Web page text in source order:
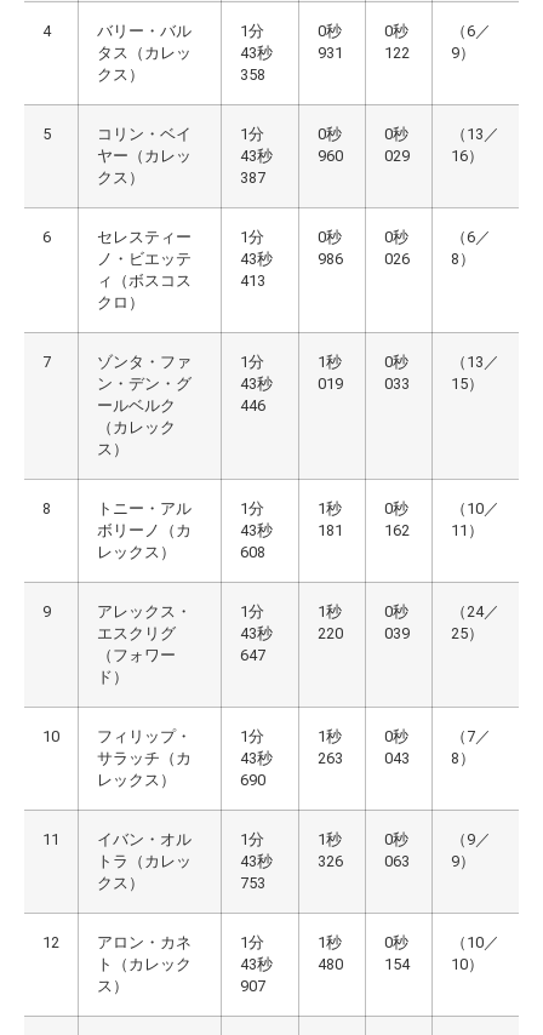
4
バリー・バル
タス（カレッ
クス）
1分
43秒
358
0秒
931
0秒
122
（6／
9）
5
コリン・ベイ
ヤー（カレッ
クス）
1分
43秒
387
0秒
960
0秒
029
（13／
16）
6
セレスティー
ノ・ビエッテ
ィ（ボスコス
クロ）
1分
43秒
413
0秒
986
0秒
026
（6／
8）
7
ゾンタ・ファ
ン・デン・グ
ールベルク
（カレック
ス）
1分
43秒
446
1秒
019
0秒
033
（13／
15）
8
トニー・アル
ボリーノ（カ
レックス）
1分
43秒
608
1秒
181
0秒
162
（10／
11）
9
アレックス・
エスクリグ
（フォワー
ド）
1分
43秒
647
1秒
220
0秒
039
（24／
25）
10
フィリップ・
サラッチ（カ
レックス）
1分
43秒
690
1秒
263
0秒
043
（7／
8）
11
イバン・オル
トラ（カレッ
クス）
1分
43秒
753
1秒
326
0秒
063
（9／
9）
12
アロン・カネ
ト（カレック
ス）
1分
43秒
907
1秒
480
0秒
154
（10／
10）